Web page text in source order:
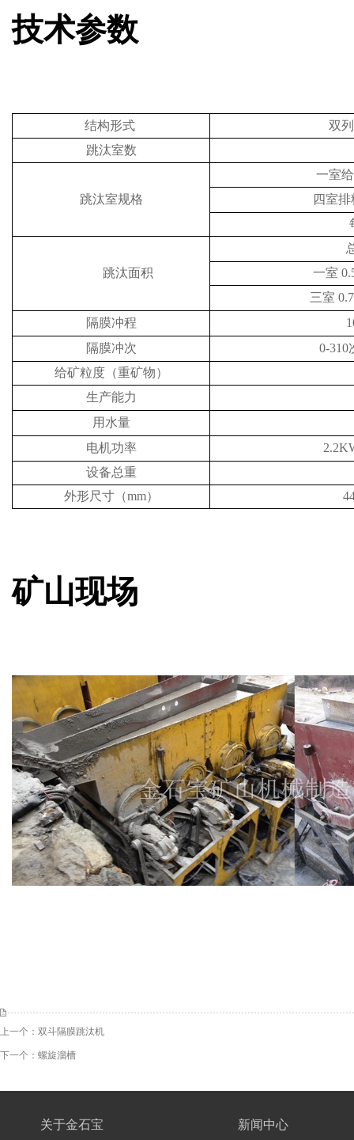
技术参数
结构形式
双
跳汰室数
跳汰室规格
一室
四室
跳汰面积
一室
三室
隔膜冲程
隔膜冲次
0-310
给矿粒度（重矿物）
生产能力
用水量
电机功率
设备总重
外形尺寸（mm）
矿山现场
上一个： 双斗隔膜跳汰机
下一个： 螺旋溜槽
关于金石宝 新闻中心